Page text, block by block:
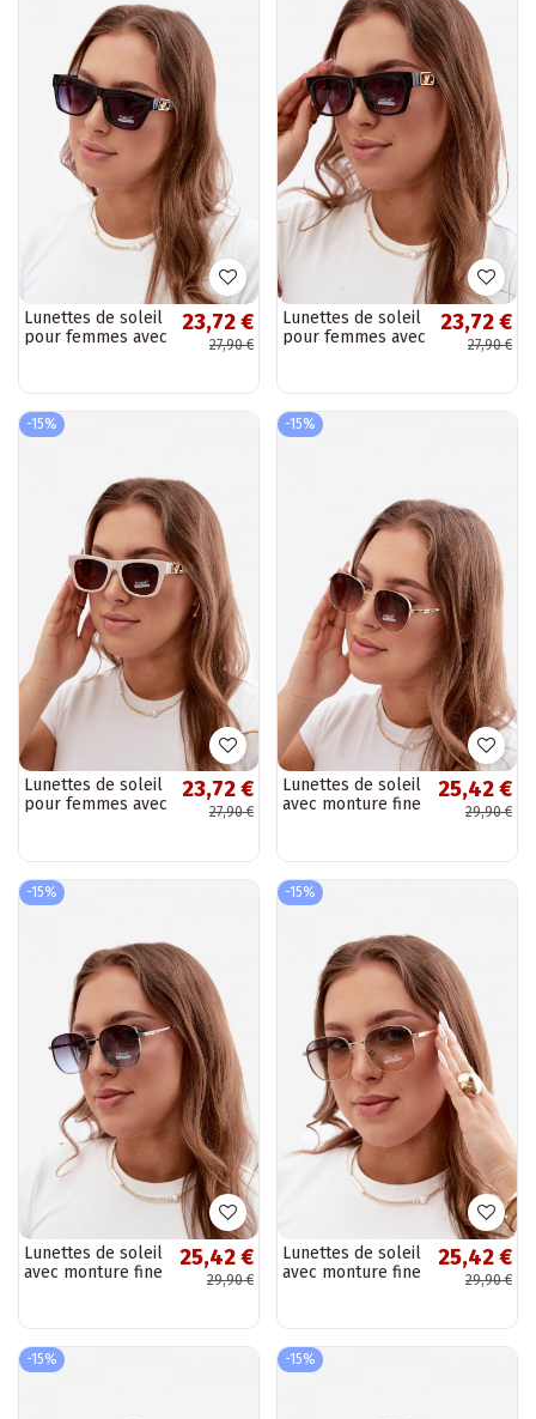
Lunettes de soleil
pour femmes avec
23,72 €
27,90 €
Lunettes de soleil
pour femmes avec
23,72 €
27,90 €
-15%
Lunettes de soleil
pour femmes avec
23,72 €
27,90 €
-15%
Lunettes de soleil
avec monture fine
25,42 €
29,90 €
-15%
Lunettes de soleil
avec monture fine
25,42 €
29,90 €
-15%
Lunettes de soleil
avec monture fine
25,42 €
29,90 €
-15% -15%